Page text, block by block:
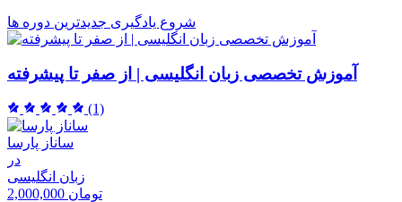
شروع یادگیری جدیدترین دوره ها
آموزش تخصصی زبان انگلیسی | از صفر تا پیشرفته
(1)
ساناز پارسا
در
زبان انگلیسی
2,000,000 تومان